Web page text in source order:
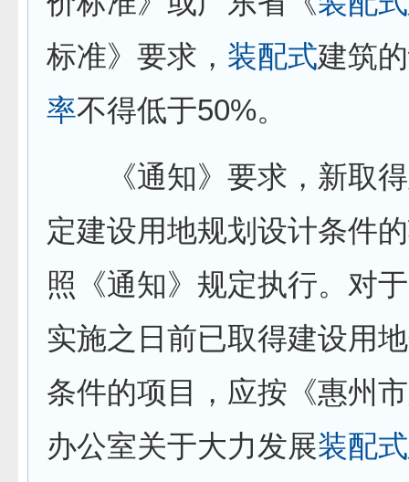
标准》要求， 装配式建筑
率不得低于50%。
《通知》要求，新取得
定建设用地规划设计条件
照《通知》规定执行。对
实施之日前已取得建设用
条件的项目，应按《惠州
办公室关于大力发展装配式